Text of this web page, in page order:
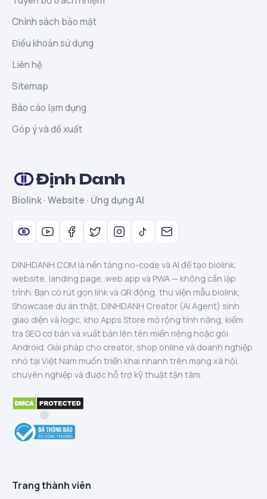
Chính sách bảo mật
Điều khoản sử dụng
Liên hệ
Sitemap
Báo cáo lạm dụng
Góp ý và đề xuất
Định Danh
Biolink · Website · Ứng dụng AI
DINHDANH.COM là nền tảng no-code và AI để tạo biolink,
website, landing page, web app và PWA — không cần lập
trình. Bạn có rút gọn link và QR động, thư viện mẫu biolink,
Showcase dự án thật, DINHDANH Creator (AI Agent) sinh
giao diện và logic, kho Apps Store mở rộng tính năng, kiểm
tra SEO cơ bản và xuất bản lên tên miền riêng hoặc gói
Android. Giải pháp cho creator, shop online và doanh nghiệp
nhỏ tại Việt Nam muốn triển khai nhanh trên mạng xã hội,
chuyên nghiệp và được hỗ trợ kỹ thuật tận tâm.
Trang thành viên